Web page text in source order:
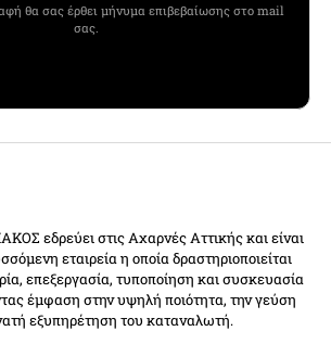
θα σας έρθει μήνυμα επιβεβαίωσης στο mail
σας.
εδρεύει στις Αχαρνές Αττικής και είναι
εταιρεία η οποία δραστηριοποιείται
επεξεργασία, τυποποίηση και συσκευασία
έμφαση στην υψηλή ποιότητα, την γεύση
εξυπηρέτηση του καταναλωτή.